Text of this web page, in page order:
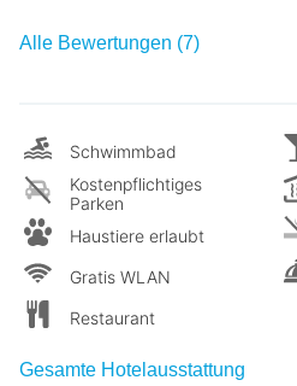
Alle Bewertungen (7)
Schwimmbad
Kostenpflichtiges
Parken
Haustiere erlaubt
Gratis WLAN
Restaurant
Gesamte Hotelausstattung